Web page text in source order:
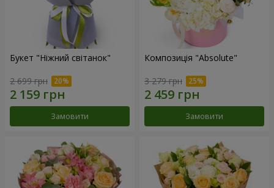
Букет "Ніжний світанок"
2 699 грн
Замовити
Композиція "Absolute"
3 279 грн
Замовити